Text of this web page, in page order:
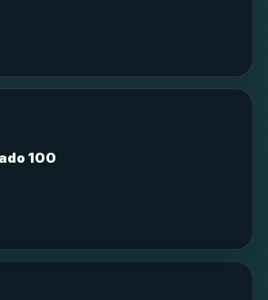
100